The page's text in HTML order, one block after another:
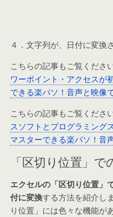
４．文字列が、日付に変換
こちらの記事もご覧くださ
ワーポイント・アクセスが
できる楽パソ！音声と映像
こちらの記事もご覧くださ
スソフトとプログラミング
マスターできる楽パソ！音
「区切り位置」で
エクセルの「区切り位置」
付に変換する方法を紹介し
り位置」には色々な機能が